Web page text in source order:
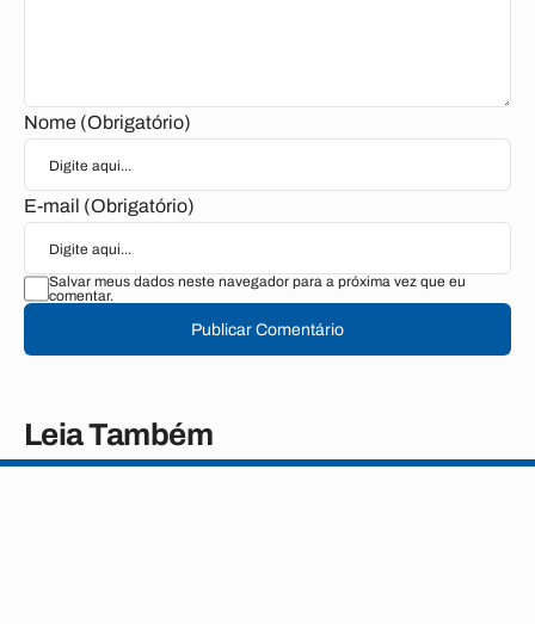
Nome (Obrigatório)
E-mail (Obrigatório)
Salvar meus dados neste navegador para a próxima vez que eu
comentar.
Publicar Comentário
Leia Também